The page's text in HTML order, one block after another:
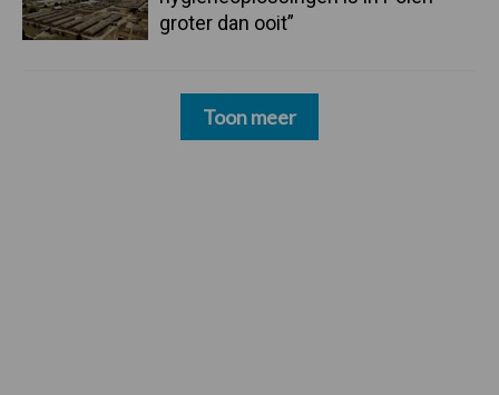
groter dan ooit”
Toon meer